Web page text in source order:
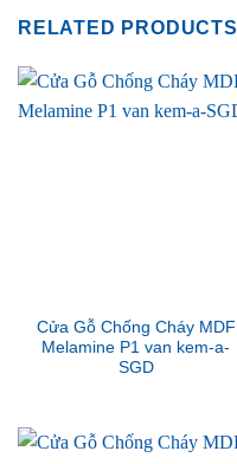
RELATED PRODUCTS
Cửa Gỗ Chống Cháy MDF
Melamine P1 van kem-a-
SGD